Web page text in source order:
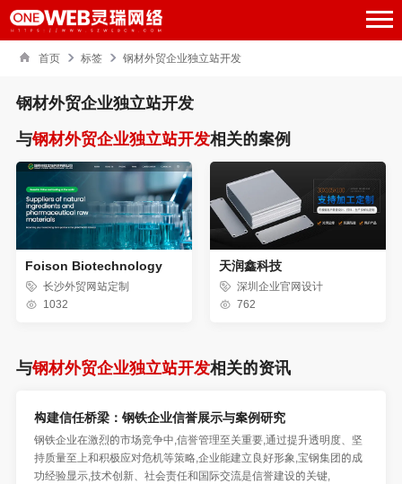
首页 标签 钢材外贸企业独立站开发
钢材外贸企业独立站开发
与钢材外贸企业独立站开发相关的案例
Foison Biotechnology
长沙外贸网站定制
1032
天润鑫科技
深圳企业官网设计
762
与钢材外贸企业独立站开发相关的资讯
构建信任桥梁：钢铁企业信誉展示与案例研究
钢铁企业在激烈的市场竞争中,信誉管理至关重要,通过提升透明度、坚
持质量至上和积极应对危机等策略,企业能建立良好形象,宝钢集团的成
功经验显示,技术创新、社会责任和国际交流是信誉建设的关键,